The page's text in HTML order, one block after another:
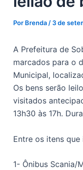
Por Brenda / 3 de
A Prefeitura de
marcados para o
Municipal,
Os bens serão
visitados
13h30 às 17h.
Entre os itens
1- Ônibus Scania/